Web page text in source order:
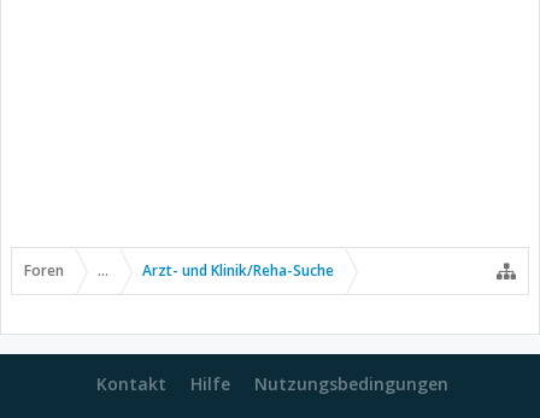
Foren ... Arzt- und Klinik/Reha-Suche
Kontakt Hilfe Nutzungsbedingungen